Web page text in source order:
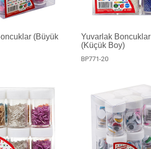
(Büyük
Yuvarlak Boncuklar
(Küçük Boy)
BP771-20